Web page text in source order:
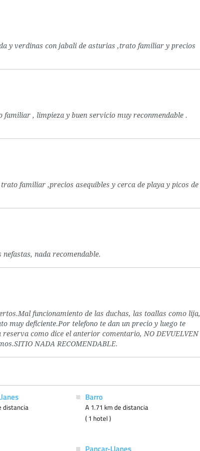
y verdinas con jabali de asturias ,trato familiar y precios
, limpieza y buen servicio muy reconmendable .
familiar ,precios asequibles y cerca de playa y picos de
nada recomendable.
funcionamiento de las duchas, las toallas como lija,
muy deficiente.Por telefono te dan un precio y luego te
como dice el anterior comentario, NO DEVUELVEN
NADA RECOMENDABLE.
distancia
Barro
A 1.71 km de distancia
( 1 hotel )
Pancar-Llanes